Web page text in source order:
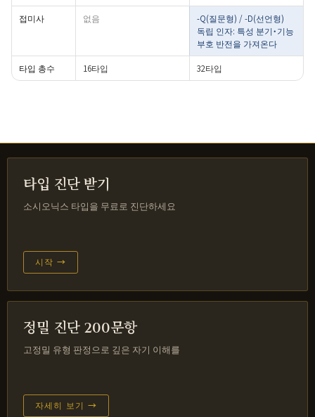
접미사 없음
-Q(질문형) / -D(선언형)
독립 인자: 특성 분기・기능
부호 반전을 가져온다
타입 총수 16타입 32타입
타입 진단 받기
소시오닉스 타입을 무료로 진단하세요
시작 →
정밀 진단 200문항
고정밀 유형 판정으로 깊은 자기 이해를
자세히 보기 →